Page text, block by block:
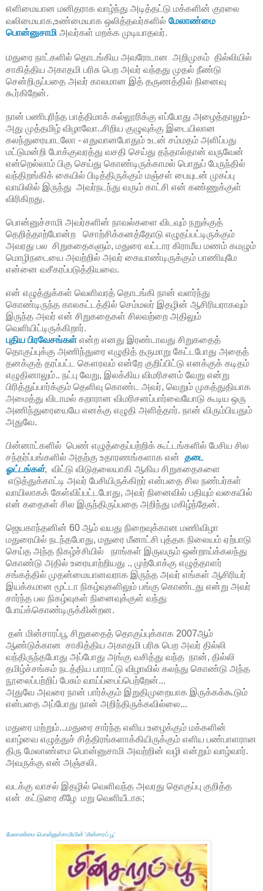
எளிமையான மனிதராக வாழ்ந்து அடித்தட்டு மக்களின் குரலை
வலிமையாக,உண்மையாக ஒலித்தவர்களில் மேலாண்மை
பொன்னுசாமி அவர்கள் மறக்க முடியாதவர்.
மதுரை நாட்களில் தொடங்கிய அவரோடான அறிமுகம் தில்லியில்
சாகித்திய அகாதமி பரிசு பெற அவர் வந்தது முதல் நீண்டு
சென்றிருப்பதை அவர் காலமான இத் தருணத்தில் நினைவு
கூர்கிறேன்.
நான் பணிபுரிந்த பாத்திமாக் கல்லூரிக்கு எப்போது அழைத்தாலும்-
அது முத்தமிழ் விழாவோ..சிறிய குழுவுக்கு இடையிலான
கலந்துரையாடலோ - எதுவானபோதும் உடன் சம்மதம் அளிப்பது
மட்டுமன்றி போக்குவரத்து வசதி செய்து தந்தால்தான் வருவேன்
என்றெல்லாம் பிகு செய்து கொண்டிருக்காமல் பொதுப் பேருந்தில்
வந்திறங்கிக் கையில் பிடித்திருக்கும் மஞ்சள் பையுடன் முகப்பு
வாயிலில் இருந்து அவர்நடந்து வரும் காட்சி என் கண்ணுக்குள்
விரிகிறது.
பொன்னுச்சாமி அவர்களின் நாவல்களை விடவும் நறுக்குத்
தெறித்தாற்போன்ற சொற்சிக்கனத்தோடு எழுதப்பட்டிருக்கும்
அவரது பல சிறுகதைகளும், மதுரை வட்டார கிராமீய மணம் கமழும்
மொழிநடையை அவற்றில் அவர் கையாண்டிருக்கும் பாணியுமே
என்னை வசீகரப்படுத்தியவை.
என் எழுத்துக்கள் வெளிவரத் தொடங்கி நான் வளர்ந்து
கொண்டிருந்த காலகட்டத்தில் செம்மலர் இதழின் ஆசிரியராகவும்
இருந்த அவர் என் சிறுகதைகள் சிலவற்றை அதிலும்
வெளியிட்டிருக்கிறார்.
புதிய பிரவேசங்கள் என்ற எனது இரண்டாவது சிறுகதைத்
தொகுப்புக்கு அணிந்துரை எழுதித் தருமாறு கேட்டபோது அதைத்
தனக்குத் தரப்பட்ட கௌரவம் என்றே குறிப்பிட்டு எனக்குக் கடிதம்
எழுதினாலும்.. நட்பு வேறு, இலக்கிய விமரிசனம் வேறு என்று
பிரித்துப்பார்க்கும் தெளிவு கொண்ட அவர், வெறும் முகத்துதியாக
அமைத்து விடாமல் கறாரான விமரிசனப்பார்வையோடு கூடிய ஒரு
அணிந்துரையையே எனக்கு எழுதி அளித்தார். நான் விரும்பியதும்
அதுவே.
பின்னாட்களில் பெண் எழுத்தைப்பற்றிக் கூட்டங்களில் பேசிய சில
சந்தர்ப்பங்களில் அதற்கு உதாரணங்களாக என் தடை
ஓட்டங்கள், விட்டு விடுதலையாகி ஆகிய சிறுகதைகளை
எடுத்துக்காட்டி அவர் பேசியிருக்கிறர் என்பதை சில நண்பர்கள்
வாயிலாகக் கேள்விப்பட்டபோது, அவர் நினைவில் பதியும் வகையில்
என் கதைகள் சில இருந்திருப்பதை அறிந்து மகிழ்ந்தேன்.
ஜெயகாந்தனின் 60 ஆம் வயது நிறைவுக்கான மணிவிழா
மதுரையில் நடந்தபோது, மதுரை மீனாட்சி புத்தக நிலையம் ஏற்பாடு
செய்த அந்த நிகழ்ச்சியில் நாங்கள் இருவரும் ஒன்றாய்க்கலந்து
கொண்டு அதில் உரையாற்றியது ., முற்போக்கு எழுத்தாளர்
சங்கத்தில் முதன்மையானவராக இருந்த அவர் எங்கள் ஆசிரியர்
இயக்கமான மூட்டா நிகழ்வுகளிலும் பங்கு கொண்டது என்று அவர்
சார்ந்த பல நிகழ்வுகள் நினைவுக்குள் வந்து
போய்க்கொண்டிருக்கின்றன.
தன் மின்சாரப்பூ சிறுகதைத் தொகுப்புக்காக 2007ஆம்
ஆண்டுக்கான சாகித்திய அகாதமி பரிசு பெற அவர் தில்லி
வந்திருந்தபோது அப்போது அங்கு வசித்து வந்த நான், தில்லி
தமிழ்ச்சங்கம் நடத்திய பாராட்டு விழாவில் கலந்து கொண்டு அந்த
நூலைப்பற்றிப் பேசும் வாய்ப்பைப்பெற்றேன்...
அதுவே அவரை நான் பார்க்கும் இறுதிமுறையாக இருக்கக்கூடும்
என்பதை அப்போது நான் அறிந்திருக்கவில்லை...
மதுரை மற்றும்...மதுரை சார்ந்த எளிய உழைக்கும் மக்களின்
வாழ்வை எழுத்துச் சித்திரங்களாக்கியிருக்கும் எளிய பண்பாளரான
திரு மேலாண்மை பொன்னுசாமி அவற்றின் வழி என்றும் வாழ்வார்.
அவருக்கு என் அஞ்சலி.
வடக்கு வாசல் இதழில் வெளிவந்த அவரது தொகுப்பு குறித்த
என் கட்டுரை கீழே மறு வெளியீடாக;
மேலாண்மை பொன்னுச்சாமியின் 'மின்சாரப் பூ'